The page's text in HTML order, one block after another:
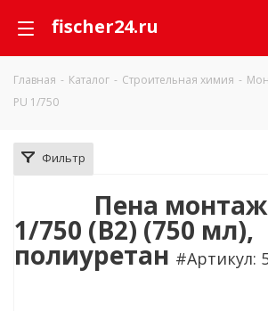
fischer24.ru
Главная - Каталог - Строительная химия -
PU 1/750
Фильтр
Пена
1/750 (B2) (750 мл),
полиуретан #Артикул: